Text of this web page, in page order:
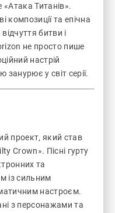
Титанів».
композиції та епічна
битви і
не просто пише
настрій
у світ серії.
проект, який став
Crown». Пісні гурту
та
із сильним
настроєм.
з персонажами та